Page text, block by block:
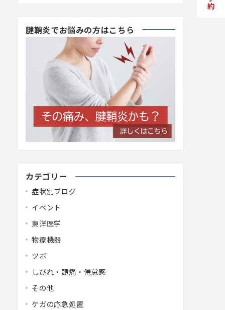
腱鞘炎でお悩みの方はこちら
カテゴリー
症状別ブログ
イベント
東洋医学
物療機器
ツボ
しびれ・頭痛・倦怠感
その他
ケガの応急処置